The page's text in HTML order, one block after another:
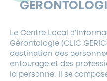
Le Centre Local
Gérontologie (CLIC
destination des
entourage et des
la personne. Il se